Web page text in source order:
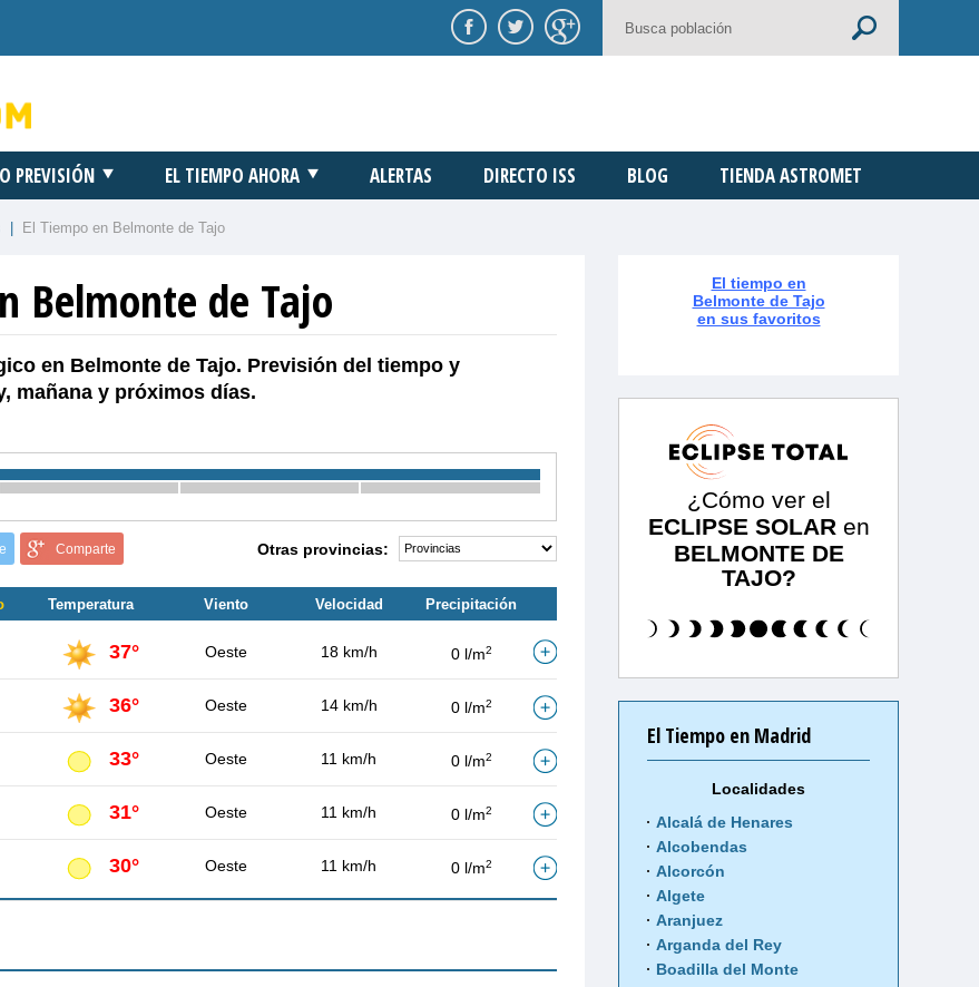
PREVISIÓN EL TIEMPO AHORA ALERTAS DIRECTO ISS BLOG TIENDA ASTROMET
El Tiempo en Belmonte de Tajo
Belmonte de Tajo
en Belmonte de Tajo. Previsión del tiempo y
mañana y próximos días.
Comparte Otras provincias:
Temperatura Viento Velocidad Precipitación
37° Oeste 18 km/h 0 l/m2
36° Oeste 14 km/h 0 l/m2
33° Oeste 11 km/h 0 l/m2
31° Oeste 11 km/h 0 l/m2
30° Oeste 11 km/h 0 l/m2
El tiempo en
Belmonte de Tajo
en sus favoritos
¿Cómo ver el
ECLIPSE SOLAR en
BELMONTE DE
TAJO?
El Tiempo en Madrid
Localidades
Alcalá de Henares
Alcobendas
Alcorcón
Algete
Aranjuez
Arganda del Rey
Boadilla del Monte